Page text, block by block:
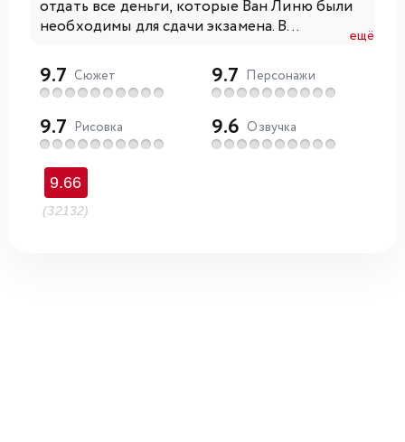
отдать все деньги, которые Ван Линю были
необходимы для сдачи экзамена. В...
ещё
9.7 Сюжет 9.7 Персонажи
9.7 Рисовка 9.6 Озвучка
9.66
(32132)